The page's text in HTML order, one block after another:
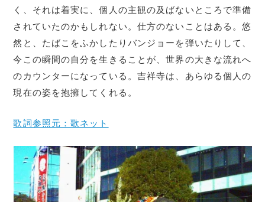
く、それは着実に、個人の主観の及ばないところで準備
されていたのかもしれない。仕方のないことはある。悠
然と、たばこをふかしたりバンジョーを弾いたりして、
今この瞬間の自分を生きることが、世界の大きな流れへ
のカウンターになっている。吉祥寺は、あらゆる個人の
現在の姿を抱擁してくれる。
歌詞参照元：歌ネット